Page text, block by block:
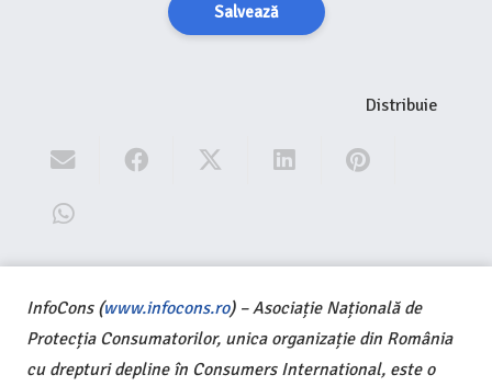
Salvează
Distribuie
InfoCons (www.infocons.ro) – Asociație Națională de
Protecția Consumatorilor, unica organizație din România
cu drepturi depline în Consumers International, este o